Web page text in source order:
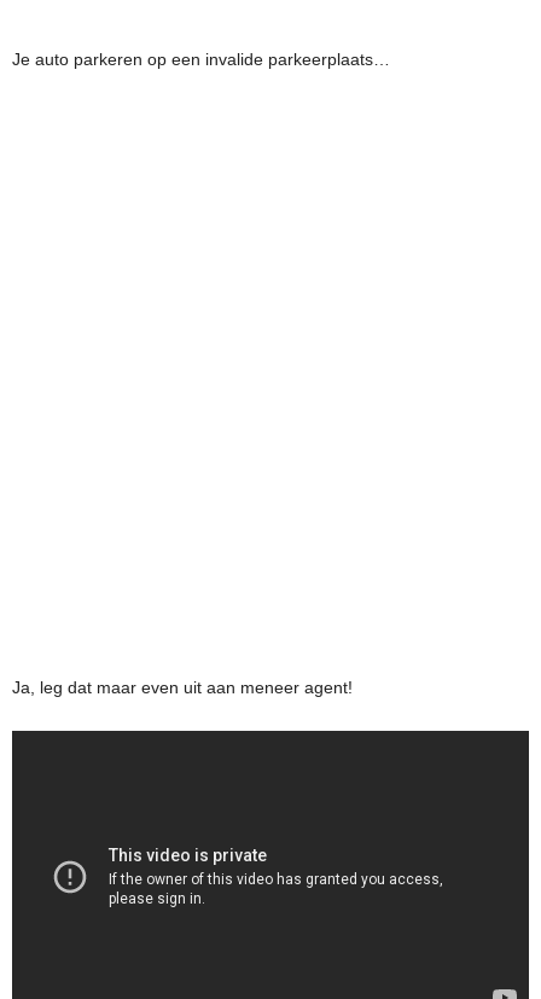
Je auto parkeren op een invalide parkeerplaats…
Ja, leg dat maar even uit aan meneer agent!